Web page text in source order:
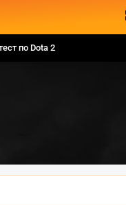
по Dota 2